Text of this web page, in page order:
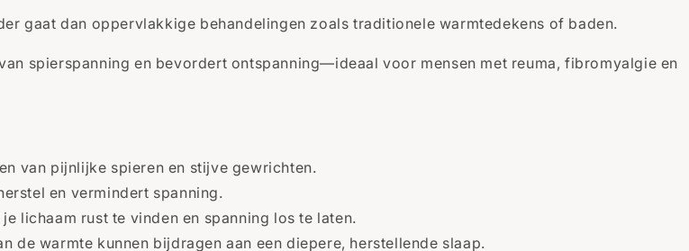
gaat dan oppervlakkige behandelingen zoals traditionele warmtedekens of baden.
spierspanning en bevordert ontspanning—ideaal voor mensen met reuma, fibromyalgie en
van pijnlijke spieren en stijve gewrichten.
en vermindert spanning.
lichaam rust te vinden en spanning los te laten.
de warmte kunnen bijdragen aan een diepere, herstellende slaap.